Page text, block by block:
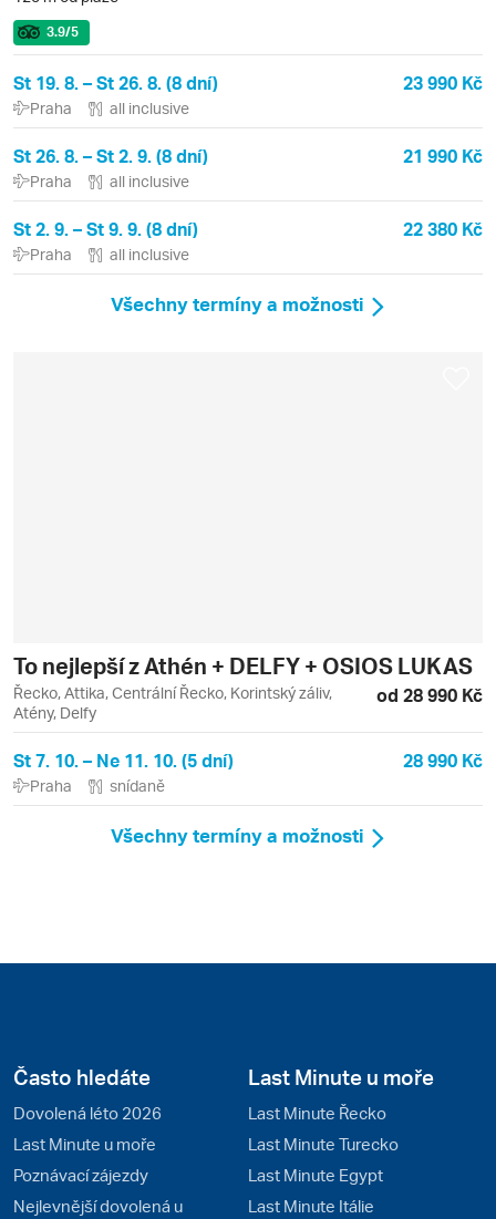
3.9/5
St 19. 8. – St 26. 8. (8 dní) 23 990 Kč
Praha all inclusive
St 26. 8. – St 2. 9. (8 dní) 21 990 Kč
Praha all inclusive
St 2. 9. – St 9. 9. (8 dní) 22 380 Kč
Praha all inclusive
Všechny termíny a možnosti
To nejlepší z Athén + DELFY + OSIOS LUKAS
Řecko, Attika, Centrální Řecko, Korintský záliv,
Atény, Delfy
od 28 990 Kč
St 7. 10. – Ne 11. 10. (5 dní) 28 990 Kč
Praha snídaně
Všechny termíny a možnosti
Často hledáte
Dovolená léto 2026
Last Minute u moře
Poznávací zájezdy
Nejlevnější dovolená u
Last Minute u moře
Last Minute Řecko
Last Minute Turecko
Last Minute Egypt
Last Minute Itálie